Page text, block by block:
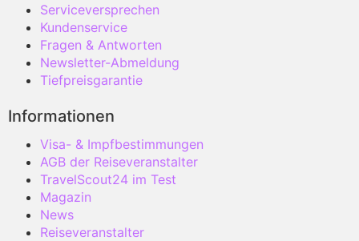
Serviceversprechen
Kundenservice
Fragen & Antworten
Newsletter-Abmeldung
Tiefpreisgarantie
Informationen
Visa- & Impfbestimmungen
AGB der Reiseveranstalter
TravelScout24 im Test
Magazin
News
Reiseveranstalter